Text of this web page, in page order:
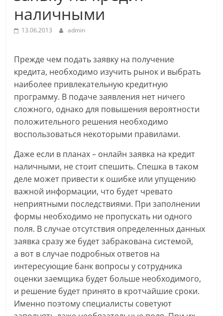
наличными
13.06.2013 admin
Прежде чем подать заявку на получение
кредита, необходимо изучить рынок и выбрать
наиболее привлекательную кредитную
программу. В подаче заявления нет ничего
сложного, однако для повышения вероятности
положительного решения необходимо
воспользоваться некоторыми правилами.
Даже если в планах – онлайн заявка на кредит
наличными, не стоит спешить. Спешка в таком
деле может привести к ошибке или упущению
важной информации, что будет чревато
неприятными последствиями. При заполнении
формы необходимо не пропускать ни одного
поля. В случае отсутствия определенных данных
заявка сразу же будет забракована системой,
а вот в случае подробных ответов на
интересующие банк вопросы у сотрудника
оценки заемщика будет больше необходимого,
и решение будет принято в кротчайшие сроки.
Именно поэтому специалисты советуют